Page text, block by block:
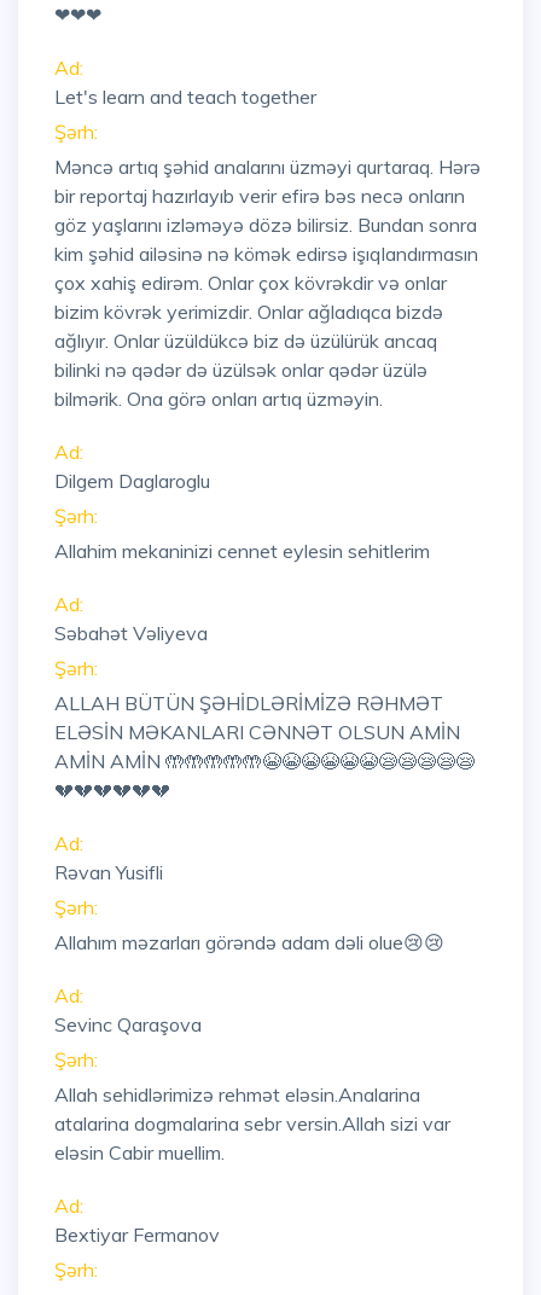
❤❤❤
Ad:
Let's learn and teach together
Şərh:
Məncə artıq şəhid analarını üzməyi qurtaraq. Hərə
bir reportaj hazırlayıb verir efirə bəs necə onların
göz yaşlarını izləməyə dözə bilirsiz. Bundan sonra
kim şəhid ailəsinə nə kömək edirsə işıqlandırmasın
çox xahiş edirəm. Onlar çox kövrəkdir və onlar
bizim kövrək yerimizdir. Onlar ağladıqca bizdə
ağlıyır. Onlar üzüldükcə biz də üzülürük ancaq
bilinki nə qədər də üzülsək onlar qədər üzülə
bilmərik. Ona görə onları artıq üzməyin.
Ad:
Dilgem Daglaroglu
Şərh:
Allahim mekaninizi cennet eylesin sehitlerim
Ad:
Səbahət Vəliyeva
Şərh:
ALLAH BÜTÜN ŞƏHİDLƏRİMİZƏ RƏHMƏT
ELƏSİN MƏKANLARI CƏNNƏT OLSUN AMİN
AMİN AMİN 🤲🤲🤲🤲🤲😭😭😭😭😭😭😪😪😪😪😪
💔💔💔💔💔💔
Ad:
Rəvan Yusifli
Şərh:
Allahım məzarları görəndə adam dəli olue😢😢
Ad:
Sevinc Qaraşova
Şərh:
Allah sehidlərimizə rehmət eləsin.Analarina
atalarina dogmalarina sebr versin.Allah sizi var
eləsin Cabir muellim.
Ad:
Bextiyar Fermanov
Şərh: